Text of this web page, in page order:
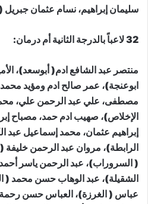
سليمان إبراهيم، نسام عثمان
32 لاعباً بالدرجة الثانية أم درمان:
منتصر عبد الشافع ادم( أبوسعد)،
ابوعنجة)، عمر صالح ادم ومؤيد محمد
مصطفى، علي عبد الرحمن علي،
الإخلاص)، صهيب ادم حمد، مصباح
إبراهيم عثمان، محمد إسماعيل عبد
الرابطة)، مروان عبد الرحمن خليفة
( السروراب)، عبد الرحمن ياسر
الشقيلة)، عبد الوهاب حسن محمد (
عباس ( الغرزة)، العباس حسن